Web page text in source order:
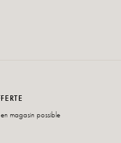
magasin possible